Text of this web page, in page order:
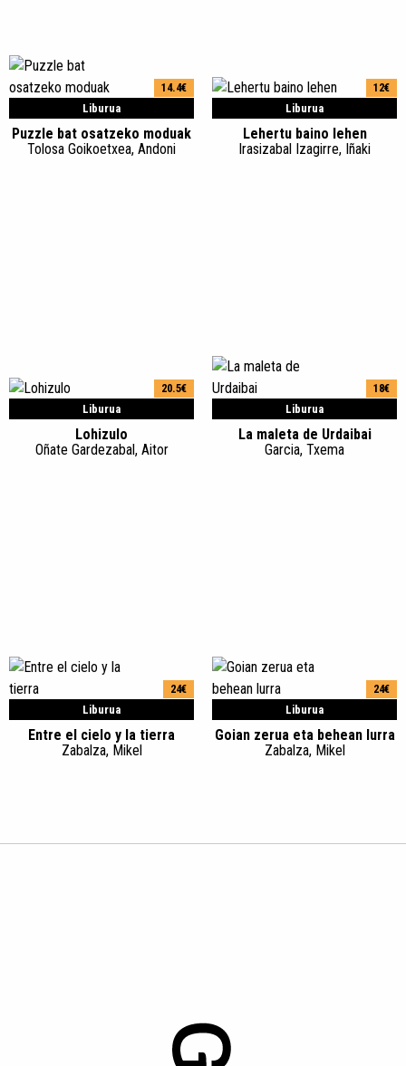
Liburua
14.4€
Puzzle bat osatzeko moduak
Tolosa Goikoetxea, Andoni
Liburua
12€
Lehertu baino lehen
Irasizabal Izagirre, Iñaki
Liburua
20.5€
Lohizulo
Oñate Gardezabal, Aitor
Liburua
18€
La maleta de Urdaibai
Garcia, Txema
Liburua
24€
Entre el cielo y la tierra
Zabalza, Mikel
Liburua
24€
Goian zerua eta behean lurra
Zabalza, Mikel